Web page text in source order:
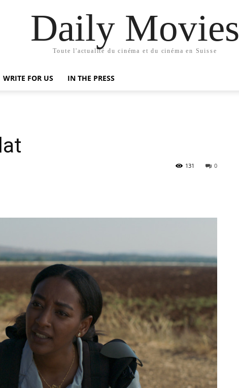
Daily Movies
Toute l'actualité du cinéma et du cinéma en Suisse
WRITE FOR US IN THE PRESS
0
131